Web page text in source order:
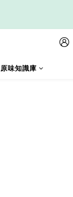
原味知識庫